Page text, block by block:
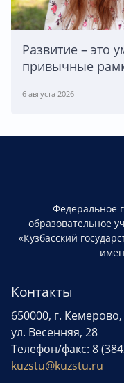
Развитие – это
привычные
6 августа 2026
Федеральное
образовательное
«Кузбасский
Контакты
650000, г. Кемерово,
ул. Весенняя, 28
Телефон/факс: 8
kuzstu@kuzstu.ru